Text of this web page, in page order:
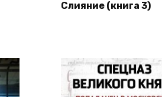
Слияние (книга 3)